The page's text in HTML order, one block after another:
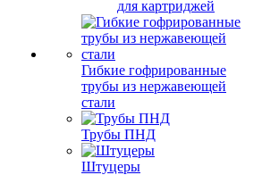
для картриджей
Гибкие гофрированные
трубы из нержавеющей
стали
Трубы ПНД
Штуцеры